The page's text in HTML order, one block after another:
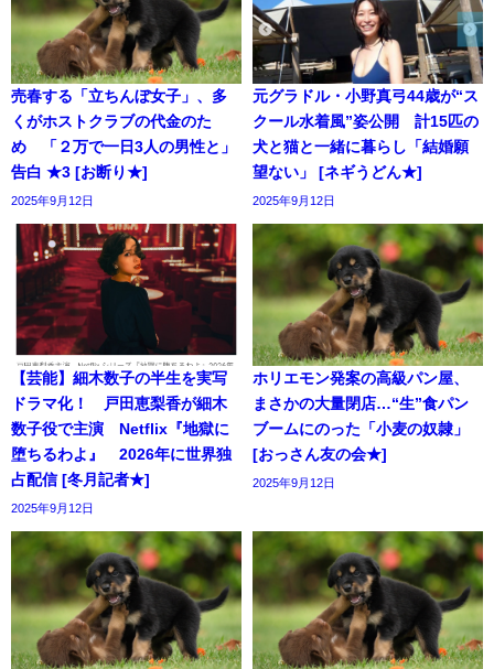
売春する「立ちんぼ女子」、多
くがホストクラブの代金のた
め 「２万で一日3人の男性と」
告白 ★3 [お断り★]
2025年9月12日
元グラドル・小野真弓44歳が“ス
クール水着風”姿公開 計15匹の
犬と猫と一緒に暮らし「結婚願
望ない」 [ネギうどん★]
2025年9月12日
【芸能】細木数子の半生を実写
ドラマ化！ 戸田恵梨香が細木
数子役で主演 Netflix『地獄に
堕ちるわよ』 2026年に世界独
占配信 [冬月記者★]
2025年9月12日
ホリエモン発案の高級パン屋、
まさかの大量閉店…“生”食パン
ブームにのった「小麦の奴隷」
[おっさん友の会★]
2025年9月12日